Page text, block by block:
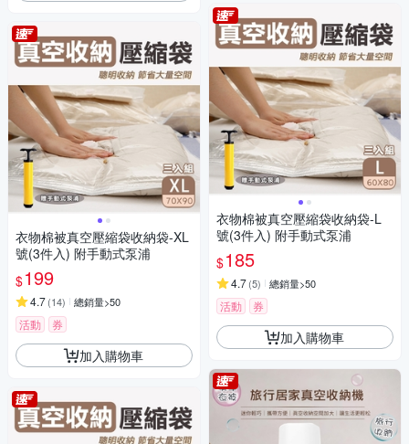
衣物棉被真空壓縮袋收納袋-XL
號(3件入) 附手動式泵浦
$199
4.7(14) 總銷量>50
活動 券
加入購物車
衣物棉被真空壓縮袋收納袋-L
號(3件入) 附手動式泵浦
$185
4.7(5) 總銷量>50
活動 券
加入購物車